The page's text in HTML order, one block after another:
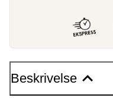
Beskrivelse